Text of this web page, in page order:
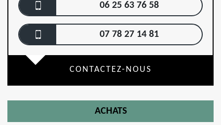
06 25 63 76 58
07 78 27 14 81
CONTACTEZ-NOUS
ACHATS